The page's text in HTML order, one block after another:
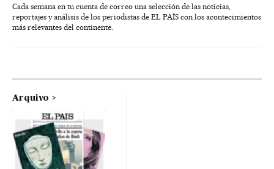
Cada semana en tu cuenta de correo una selección de las noticias,
reportajes y análisis de los periodistas de EL PAÍS con los acontecimientos
más relevantes del continente.
Arquivo